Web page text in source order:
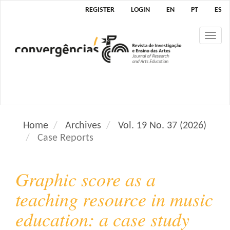
N
g
M
i
C
REGISTER LOGIN EN PT ES
Home Archives
Vol. 19 No. 37 (2026)
Case Reports
Graphic score as a
teaching resource in music
education: a case study